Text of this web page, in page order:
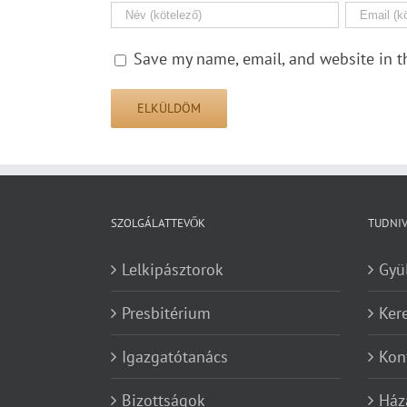
Save my name, email, and website
SZOLGÁLATTEVŐK
Lelkipásztorok
Presbitérium
Igazgatótanács
Bizottságok